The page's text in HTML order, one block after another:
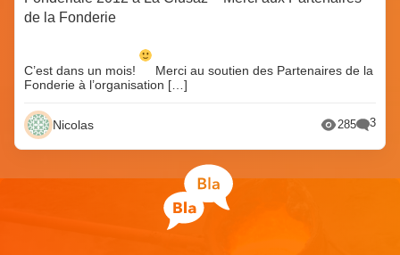
de la Fonderie
C’est dans un mois!
Merci au soutien des Partenaires de la
Fonderie à l’organisation […]
Nicolas 285 3